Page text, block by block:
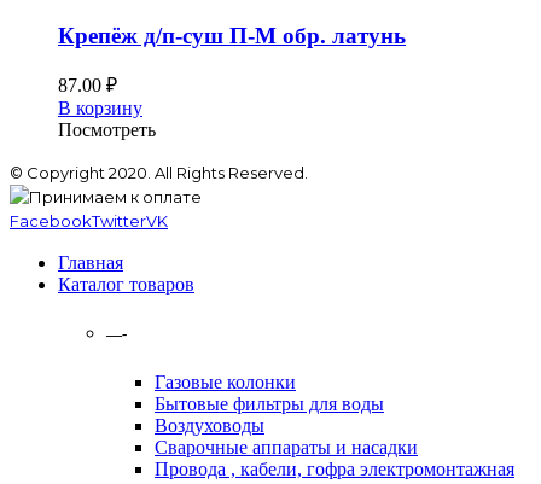
Крепёж д/п-суш П-М обр. латунь
87.00 ₽
В корзину
Посмотреть
© Copyright 2020. All Rights Reserved.
FacebookTwitterVK
Главная
Каталог товаров
—-
Газовые колонки
Бытовые фильтры для воды
Воздуховоды
Сварочные аппараты и насадки
Провода , кабели, гофра электромонтажная